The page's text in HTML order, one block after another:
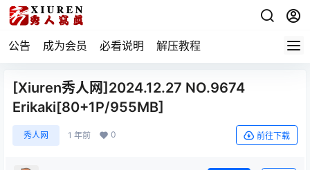
公告 成为会员 必看说明 解压教程
[Xiuren秀人网]2024.12.27 NO.9674
Erikaki[80+1P/955MB]
秀人网 1 年前 0 前往下载